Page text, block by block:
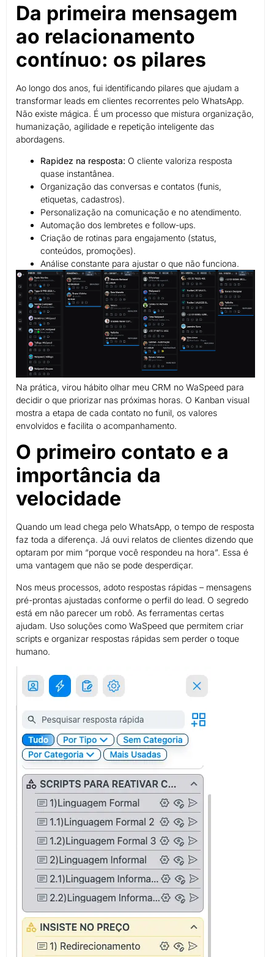
Da primeira mensagem
ao relacionamento
contínuo: os pilares
Ao longo dos anos, fui identificando pilares que ajudam a
transformar leads em clientes recorrentes pelo WhatsApp.
Não existe mágica. É um processo que mistura organização,
humanização, agilidade e repetição inteligente das
abordagens.
Rapidez na resposta: O cliente valoriza resposta
quase instantânea.
Organização das conversas e contatos (funis,
etiquetas, cadastros).
Personalização na comunicação e no atendimento.
Automação dos lembretes e follow-ups.
Criação de rotinas para engajamento (status,
conteúdos, promoções).
Análise constante para ajustar o que não funciona.
Na prática, virou hábito olhar meu CRM no WaSpeed para
decidir o que priorizar nas próximas horas. O Kanban visual
mostra a etapa de cada contato no funil, os valores
envolvidos e facilita o acompanhamento.
O primeiro contato e a
importância da
velocidade
Quando um lead chega pelo WhatsApp, o tempo de resposta
faz toda a diferença. Já ouvi relatos de clientes dizendo que
optaram por mim “porque você respondeu na hora”. Essa é
uma vantagem que não se pode desperdiçar.
Nos meus processos, adoto respostas rápidas – mensagens
pré-prontas ajustadas conforme o perfil do lead. O segredo
está em não parecer um robô. As ferramentas certas
ajudam. Uso soluções como WaSpeed que permitem criar
scripts e organizar respostas rápidas sem perder o toque
humano.